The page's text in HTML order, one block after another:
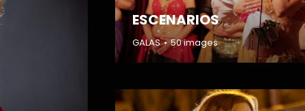
ESCENARIOS
GALAS 50 images